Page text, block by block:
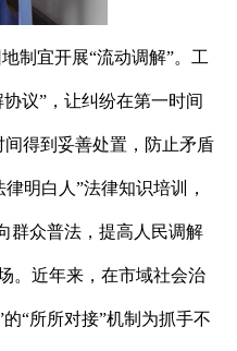
制宜开展“流动调解”。工
议”，让纠纷在第一时间
得到妥善处置，防止矛盾
明白人”法律知识培训，
群众普法，提高人民调解
。近年来，在市域社会治
“所所对接”机制为抓手不